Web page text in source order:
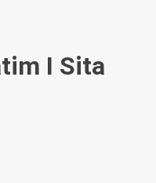
I Sita